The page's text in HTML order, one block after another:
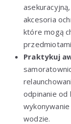
akcesoria
które mogą
Praktykuj
odpinanie od
wodzie.